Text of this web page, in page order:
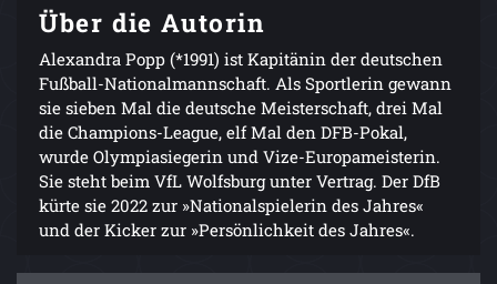
Über die Autorin
Alexandra Popp (*1991) ist Kapitänin der deutschen
Fußball-Nationalmannschaft. Als Sportlerin gewann
sie sieben Mal die deutsche Meisterschaft, drei Mal
die Champions-League, elf Mal den DFB-Pokal,
wurde Olympiasiegerin und Vize-Europameisterin.
Sie steht beim VfL Wolfsburg unter Vertrag. Der DfB
kürte sie 2022 zur »Nationalspielerin des Jahres«
und der Kicker zur »Persönlichkeit des Jahres«.